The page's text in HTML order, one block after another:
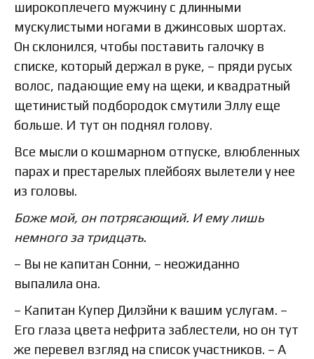
широкоплечего мужчину с длинными
мускулистыми ногами в джинсовых шортах.
Он склонился, чтобы поставить галочку в
списке, который держал в руке, – пряди русых
волос, падающие ему на щеки, и квадратный
щетинистый подбородок смутили Эллу еще
больше. И тут он поднял голову.
Все мысли о кошмарном отпуске, влюбленных
парах и престарелых плейбоях вылетели у нее
из головы.
Боже мой, он потрясающий. И ему лишь
немного за тридцать.
– Вы не капитан Сонни, – неожиданно
выпалила она.
– Капитан Купер Дилэйни к вашим услугам. –
Его глаза цвета нефрита заблестели, но он тут
же перевел взгляд на список участников. – А